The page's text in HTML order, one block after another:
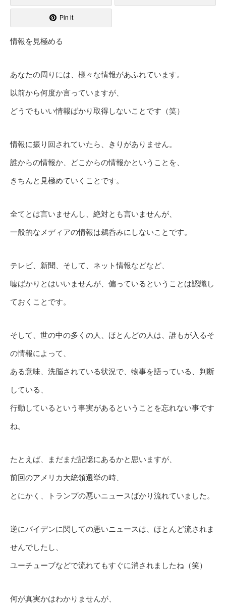
Pin it
情報を見極める
あなたの周りには、様々な情報があふれています。
以前から何度か言っていますが、
どうでもいい情報ばかり取得しないことです（笑）
情報に振り回されていたら、きりがありません。
誰からの情報か、どこからの情報かということを、
きちんと見極めていくことです。
全てとは言いませんし、絶対とも言いませんが、
一般的なメディアの情報は鵜呑みにしないことです。
テレビ、新聞、そして、ネット情報などなど、
嘘ばかりとはいいませんが、偏っているということは認識し
ておくことです。
そして、世の中の多くの人、ほとんどの人は、誰もが入るそ
の情報によって、
ある意味、洗脳されている状況で、物事を語っている、判断
している、
行動しているという事実があるということを忘れない事です
ね。
たとえば、まだまだ記憶にあるかと思いますが、
前回のアメリカ大統領選挙の時、
とにかく、トランプの悪いニュースばかり流れていました。
逆にバイデンに関しての悪いニュースは、ほとんど流されま
せんでしたし、
ユーチューブなどで流れてもすぐに消されましたね（笑）
何が真実かはわかりませんが、